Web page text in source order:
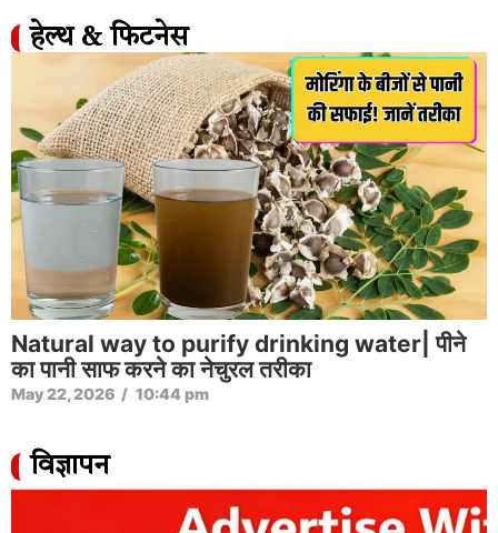
हेल्थ & फिटनेस
Natural way to purify drinking water| पीने
का पानी साफ करने का नेचुरल तरीका
May 22, 2026 / 10:44 pm
विज्ञापन